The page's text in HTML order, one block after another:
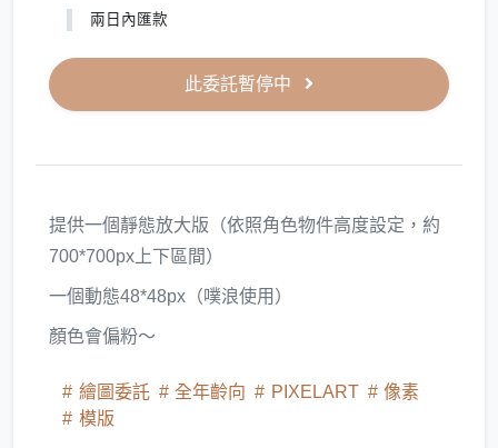
兩日內匯款
此委託暫停中
提供一個靜態放大版（依照角色物件高度設定，約
700*700px上下區間）
一個動態48*48px（噗浪使用）
顏色會偏粉～
繪圖委託 全年齡向 PIXELART
像素
模版